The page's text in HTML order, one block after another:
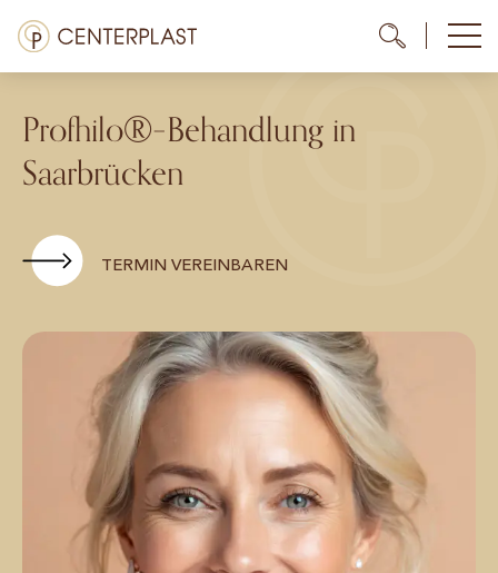
Zum
Inhalt
springen
Menü
Über uns
Mediathek
Profhilo®–Behandlung in
Saarbrücken
TERMIN VEREINBAREN